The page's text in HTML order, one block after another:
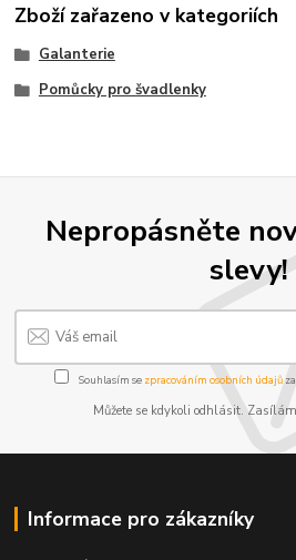
Zboží zařazeno v kategoriích
Galanterie
Pomůcky pro švadlenky
Nepropásněte
slevy!
Souhlasím se zpracováním osobních údajůza
Můžete se kdykoli odhlásit.
Informace pro zákazníky